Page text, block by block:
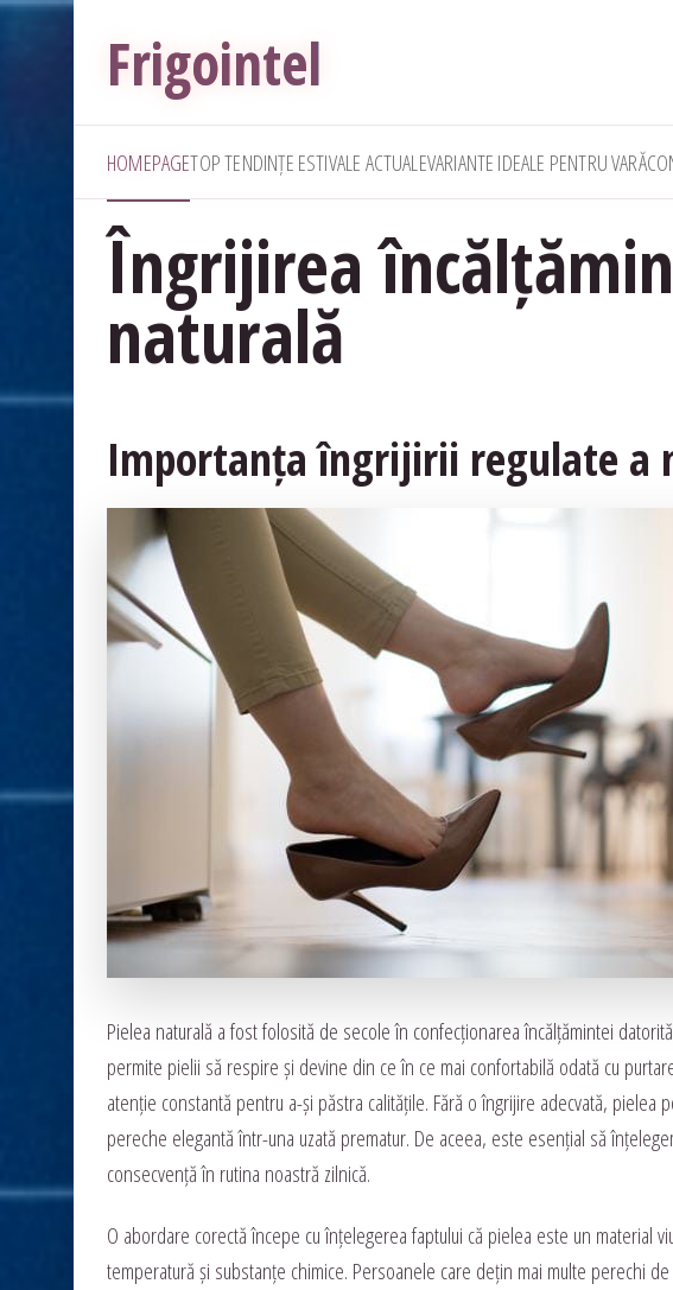
Frigointel
HOMEPAGETOP TENDINȚE ESTIVALE ACTUALEVARIANTE IDEALE PENTRU VARĂ
Îngrijirea
naturală
Importanța îngrijirii regulate a
Pielea naturală a fost folosită de secole în confecționarea încălțămintei
permite pielii să respire și devine din ce în ce mai confortabilă odată cu
atenție constantă pentru a-și păstra calitățile. Fără o îngrijire adecvată,
pereche elegantă într-una uzată prematur. De aceea, este esențial să
consecvență în rutina noastră zilnică.
O abordare corectă începe cu înțelegerea faptului că pielea este un material
temperatură și substanțe chimice. Persoanele care dețin mai multe perechi